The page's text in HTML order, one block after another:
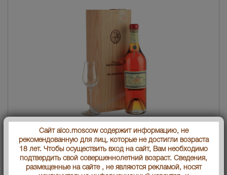
Арманьяк Baron Legrand 1983 арманьяк Барон Легран 1983 года
18788 руб.
Сайт alco.moscow содержит информацию, не
рекомендованную для лиц, которые не достигли возраста
18 лет. Чтобы осуществить вход на сайт, Вам необходимо
подтвердить свой совершеннолетний возраст. Сведения,
размещенные на сайте , не являются рекламой, носят